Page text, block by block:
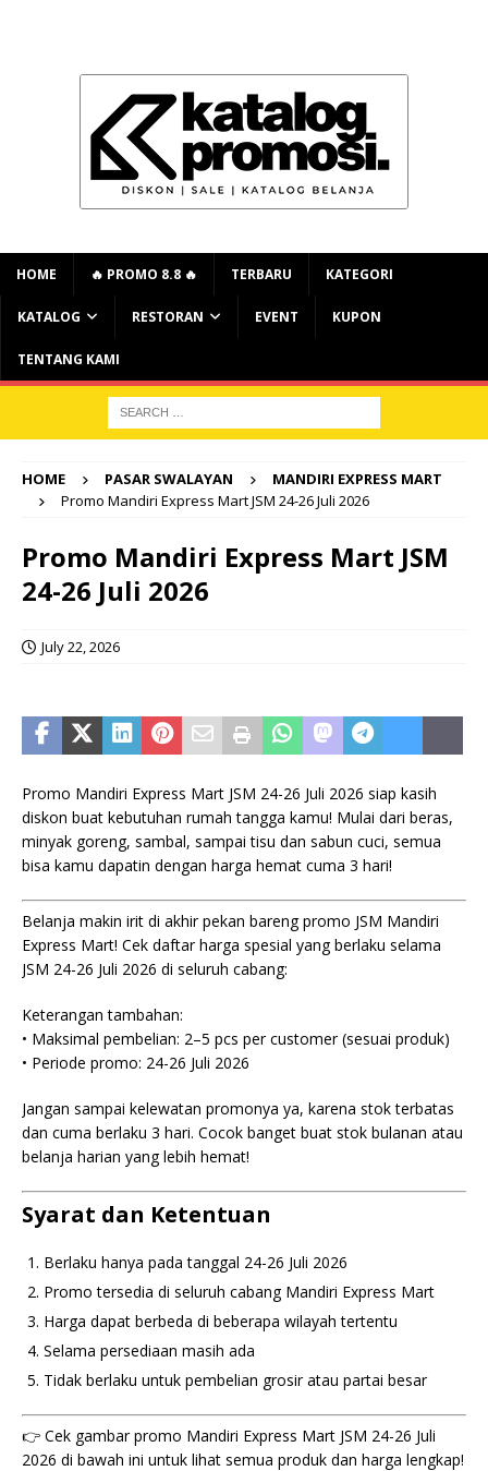
HOME 🔥 PROMO 8.8 🔥 TERBARU KATEGORI
KATALOG RESTORAN EVENT KUPON
TENTANG KAMI
HOME PASAR SWALAYAN
MANDIRI EXPRESS MART
Promo Mandiri Express Mart JSM 24-26 Juli 2026
Promo Mandiri Express Mart JSM
24-26 Juli 2026
July 22, 2026
Promo Mandiri Express Mart JSM 24-26 Juli 2026 siap kasih
diskon buat kebutuhan rumah tangga kamu! Mulai dari beras,
minyak goreng, sambal, sampai tisu dan sabun cuci, semua
bisa kamu dapatin dengan harga hemat cuma 3 hari!
Belanja makin irit di akhir pekan bareng promo JSM Mandiri
Express Mart! Cek daftar harga spesial yang berlaku selama
JSM 24-26 Juli 2026 di seluruh cabang:
Keterangan tambahan:
• Maksimal pembelian: 2–5 pcs per customer (sesuai produk)
• Periode promo: 24-26 Juli 2026
Jangan sampai kelewatan promonya ya, karena stok terbatas
dan cuma berlaku 3 hari. Cocok banget buat stok bulanan atau
belanja harian yang lebih hemat!
Syarat dan Ketentuan
Berlaku hanya pada tanggal 24-26 Juli 2026
Promo tersedia di seluruh cabang Mandiri Express Mart
Harga dapat berbeda di beberapa wilayah tertentu
Selama persediaan masih ada
Tidak berlaku untuk pembelian grosir atau partai besar
👉 Cek gambar promo Mandiri Express Mart JSM 24-26 Juli
2026 di bawah ini untuk lihat semua produk dan harga lengkap!